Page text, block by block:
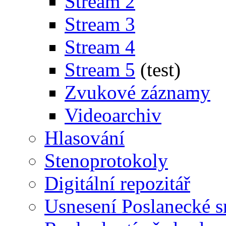
Stream 3
Stream 4
Stream 5 (test)
Zvukové záznamy
Videoarchiv
Hlasování
Stenoprotokoly
Digitální repozitář
Usnesení Poslanecké